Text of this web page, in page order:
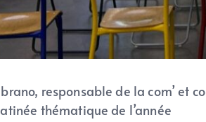
responsable de la com’ et
thématique de l’année